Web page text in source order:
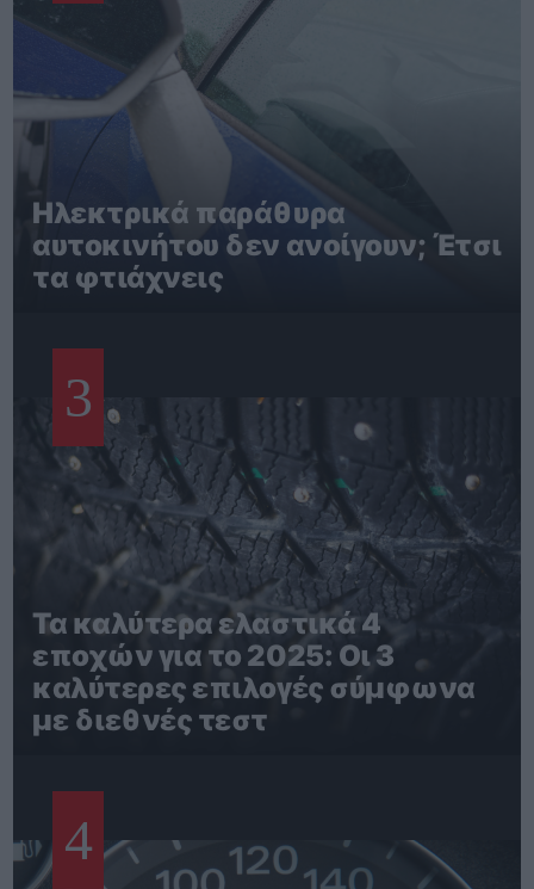
Ηλεκτρικά παράθυρα
αυτοκινήτου δεν ανοίγουν; Έτσι
τα φτιάχνεις
3
Τα καλύτερα ελαστικά 4
εποχών για το 2025: Οι 3
καλύτερες επιλογές σύμφωνα
με διεθνές τεστ
4